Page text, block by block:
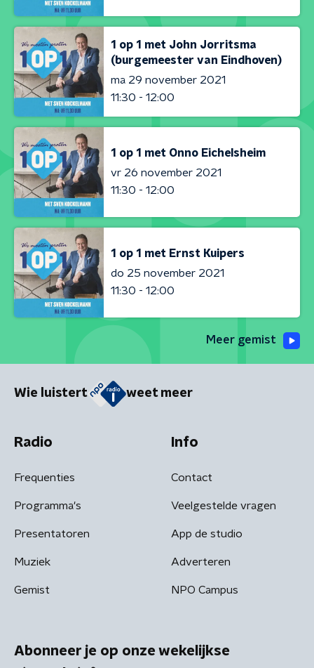
1 op 1 met John Jorritsma
(burgemeester van Eindhoven)
ma 29 november 2021
11:30 - 12:00
1 op 1 met Onno Eichelsheim
vr 26 november 2021
11:30 - 12:00
1 op 1 met Ernst Kuipers
do 25 november 2021
11:30 - 12:00
Meer gemist
Wie luistert weet meer
Radio
Frequenties
Programma's
Presentatoren
Muziek
Gemist
Info
Contact
Veelgestelde vragen
App de studio
Adverteren
NPO Campus
Abonneer je op onze wekelijkse